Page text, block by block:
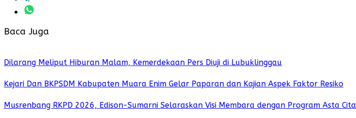
Baca Juga
Dilarang Meliput Hiburan Malam, Kemerdekaan Pers Diuji di Lubuklinggau
Kejari Dan BKPSDM Kabupaten Muara Enim Gelar Paparan dan Kajian Aspek Faktor Resiko
Musrenbang RKPD 2026, Edison-Sumarni Selaraskan Visi Membara dengan Program Asta Cita